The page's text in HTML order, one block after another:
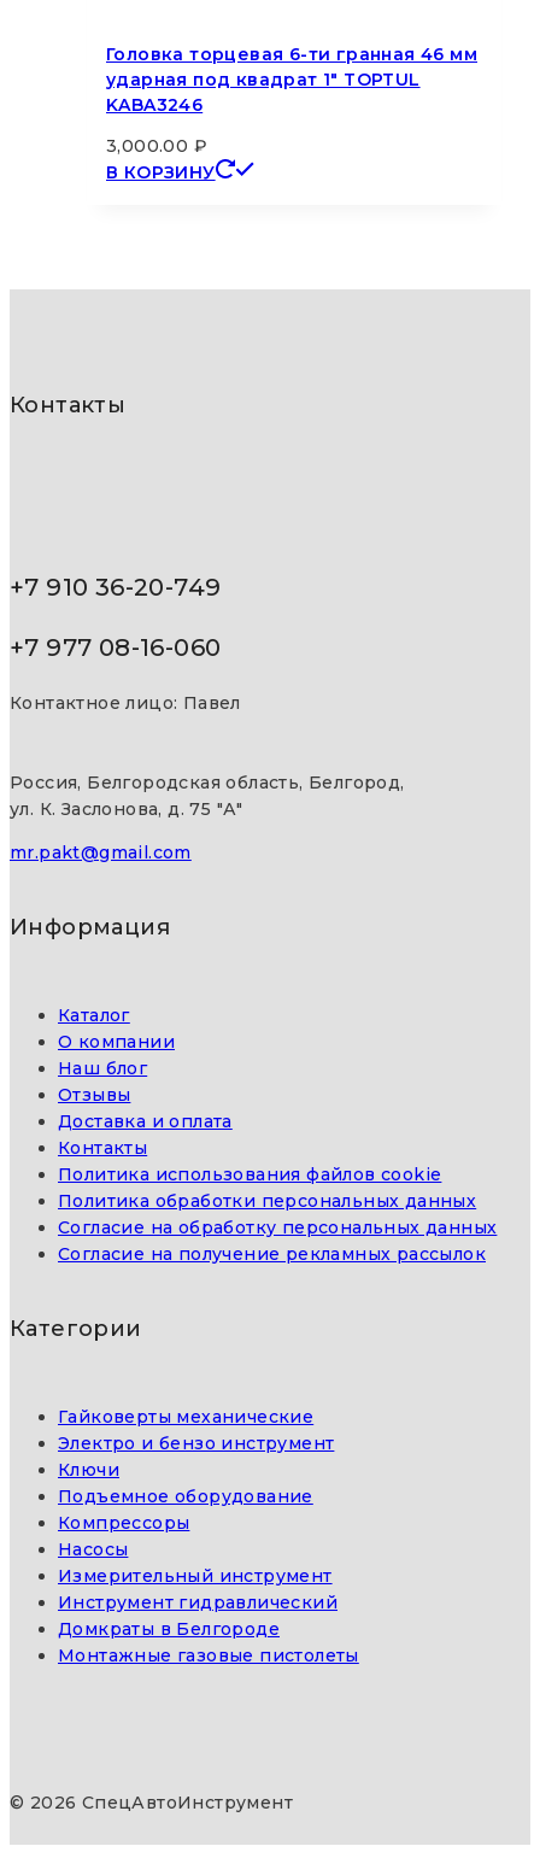
Головка торцевая 6-ти гранная 46 мм
ударная под квадрат 1″ TOPTUL
KABA3246
3,000.00 ₽
В КОРЗИНУ
Контакты
+7 910 36-20-749
+7 977 08-16-060
Контактное лицо: Павел
Россия, Белгородская область, Белгород,
ул. К. Заслонова, д. 75 "А"
mr.pakt@gmail.com
Информация
Каталог
О компании
Наш блог
Отзывы
Доставка и оплата
Контакты
Политика использования файлов cookie
Политика обработки персональных данных
Согласие на обработку персональных данных
Согласие на получение рекламных рассылок
Категории
Гайковерты механические
Электро и бензо инструмент
Ключи
Подъемное оборудование
Компрессоры
Насосы
Измерительный инструмент
Инструмент гидравлический
Домкраты в Белгороде
Монтажные газовые пистолеты
© 2026 СпецАвтоИнструмент